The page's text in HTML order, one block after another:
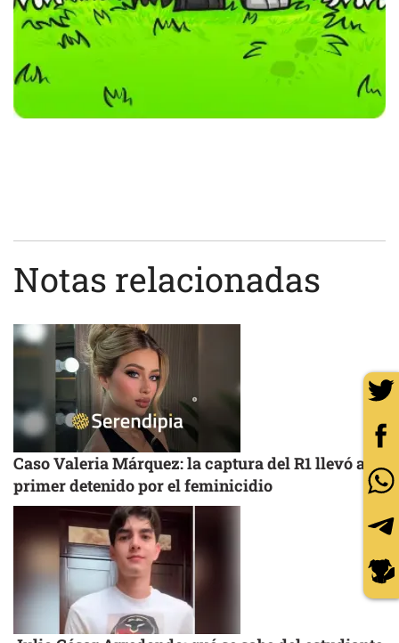
Notas relacionadas
Caso Valeria Márquez: la captura del R1 llevó al
primer detenido por el feminicidio